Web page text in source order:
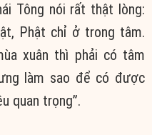
Tông nói rất thật lòng:
Phật chỉ ở trong tâm.
xuân thì phải có tâm
làm sao để có được
quan trọng”.